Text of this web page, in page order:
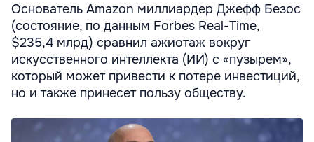
Основатель Amazon миллиардер Джефф Безос
(состояние, по данным Forbes Real-Time,
$235,4 млрд) сравнил ажиотаж вокруг
искусственного интеллекта (ИИ) с «пузырем»,
который может привести к потере инвестиций,
но и также принесет пользу обществу.